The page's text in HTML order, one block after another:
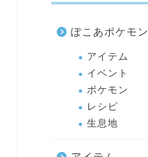
ぽこあポケモン
アイテム
イベント
ポケモン
レシピ
生息地